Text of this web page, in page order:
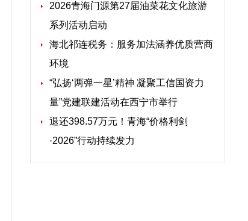
2026青海门源第27届油菜花文化旅游
系列活动启动
海北祁连税务：服务加法涵养优质营商
环境
“弘扬‘两弹一星’精神 凝聚工信国资力
量”党建联建活动在西宁市举行
退还398.57万元！青海“价格利剑
·2026”行动持续发力